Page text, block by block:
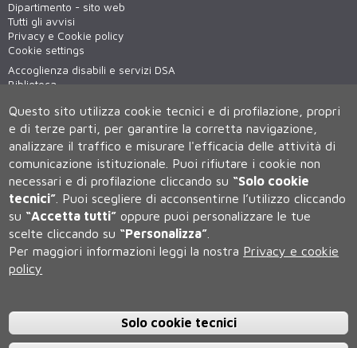
Dipartimento - sito web
Tutti gli avvisi
Privacy e Cookie policy
Cookie settings
Accoglienza disabili e servizi DSA
Biblioteca
WiFi - unisiWireless
Università degli Studi di Siena
Rettorato, via Banchi di Sotto 55, 53100 Siena ITALIA
P.IVA 00273530527 | C.F. 80002070524 | Caselle Pec:
0577 235555 (dal lunedì al venerdì dalle 9.30 alle 10.30)
Questo sito utilizza cookie tecnici e di profilazione, propri
e di terze parti, per garantire la corretta navigazione,
analizzare il traffico e misurare l'efficacia delle attività di
comunicazione istituzionale. Puoi rifiutare i cookie non
necessari e di profilazione cliccando su “Solo cookie
tecnici” Puoi scegliere di acconsentirne l’utilizzo cliccando
su “Accetta tutti” oppure puoi personalizzare le tue
scelte cliccando su “Personalizza”
Per maggiori informazioni leggi la nostra Privacy e cookie
policy
Solo cookie tecnici